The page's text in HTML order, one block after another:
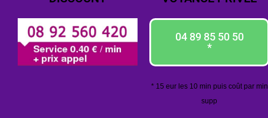
04 89 85 50 50
*
* 15 eur les 10 min puis coût par min
supp